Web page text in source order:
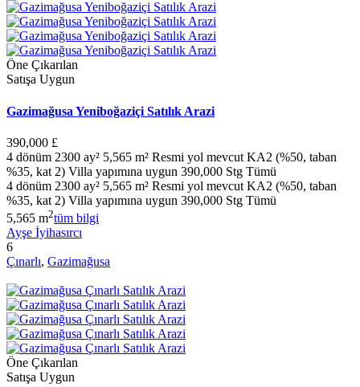
Öne Çıkarılan
Satışa Uygun
Gazimağusa Yeniboğaziçi Satılık Arazi
390,000 £
4 dönüm 2300 ay² 5,565 m² Resmi yol mevcut KA2 (%50, taban
%35, kat 2) Villa yapımına uygun 390,000 Stg Tümü
4 dönüm 2300 ay² 5,565 m² Resmi yol mevcut KA2 (%50, taban
%35, kat 2) Villa yapımına uygun 390,000 Stg Tümü
5,565 m2tüm bilgi
Ayşe İyihasırcı
6
Çınarlı, Gazimağusa
Öne Çıkarılan
Satışa Uygun